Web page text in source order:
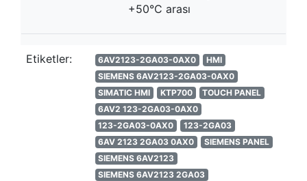
+50°C arası
Etiketler: 6AV2123-2GA03-0AX0
HMI
SIEMENS 6AV2123-2GA03-0AX0
SIMATIC HMI
KTP700
TOUCH PANEL
6AV2 123-2GA03-0AX0
123-2GA03-0AX0
123-2GA03
6AV 2123 2GA03 0AX0
SIEMENS PANEL
SIEMENS 6AV2123
SIEMENS 6AV2123 2GA03